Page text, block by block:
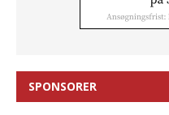
SPONSORER